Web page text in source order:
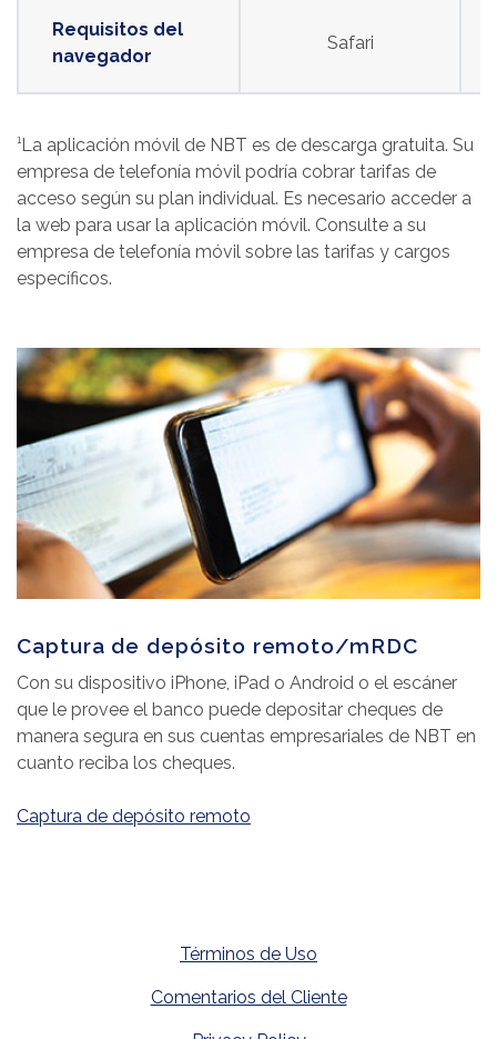
Requisitos del
navegador
Safari
¹La aplicación móvil de NBT es de descarga gratuita. Su
empresa de telefonía móvil podría cobrar tarifas de
acceso según su plan individual. Es necesario acceder a
la web para usar la aplicación móvil. Consulte a su
empresa de telefonía móvil sobre las tarifas y cargos
específicos.
Captura de depósito remoto/mRDC
Con su dispositivo iPhone, iPad o Android o el escáner
que le provee el banco puede depositar cheques de
manera segura en sus cuentas empresariales de NBT en
cuanto reciba los cheques.
Captura de depósito remoto
Términos de Uso
Comentarios del Cliente